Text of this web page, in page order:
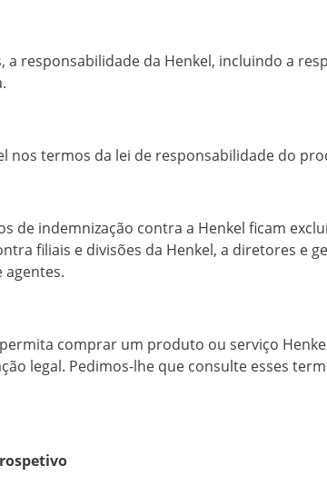
a responsabilidade da Henkel, incluindo a
nos termos da lei de responsabilidade do
de indemnização contra a Henkel ficam
filiais e divisões da Henkel, a diretores e
comprar um produto ou serviço
legal. Pedimos-lhe que consulte esses